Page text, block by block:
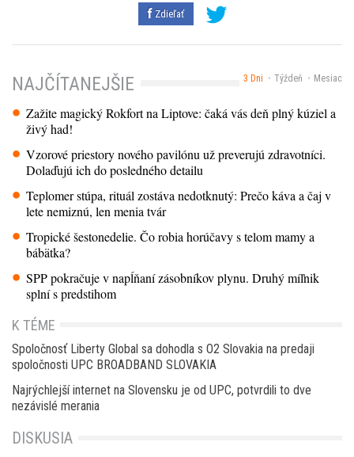
Zdieľať
3 Dni Týždeň Mesiac
NAJČÍTANEJŠIE
Zažite magický Rokfort na Liptove: čaká vás deň plný kúziel a
živý had!
Vzorové priestory nového pavilónu už preverujú zdravotníci.
Dolaďujú ich do posledného detailu
Teplomer stúpa, rituál zostáva nedotknutý: Prečo káva a čaj v
lete nemiznú, len menia tvár
Tropické šestonedelie. Čo robia horúčavy s telom mamy a
bábätka?
SPP pokračuje v napĺňaní zásobníkov plynu. Druhý míľnik
splní s predstihom
K TÉME
Spoločnosť Liberty Global sa dohodla s O2 Slovakia na predaji
spoločnosti UPC BROADBAND SLOVAKIA
Najrýchlejší internet na Slovensku je od UPC, potvrdili to dve
nezávislé merania
DISKUSIA